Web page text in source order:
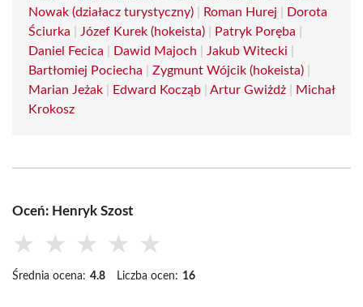
Nowak (działacz turystyczny)
Roman Hurej
Dorota
Ściurka
Józef Kurek (hokeista) Patryk Poręba
Daniel Fecica
Dawid Majoch Jakub Witecki
Bartłomiej Pociecha
Zygmunt Wójcik (hokeista)
Marian Jeżak
Edward Kocząb Artur Gwiżdż
Michał
Krokosz
Oceń: Henryk Szost
★ ★ ★ ★ ★
Średnia ocena: 4.8 Liczba ocen: 16